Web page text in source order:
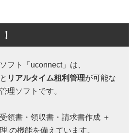
フト「uconnect」は、
と リアルタイム粗利管理が可能な
理ソフトです。
領書・領収書・請求書作成 ＋
の機能を備えています。